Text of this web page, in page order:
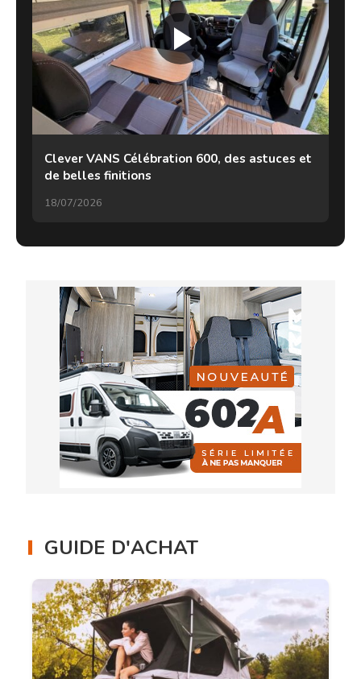
Clever VANS Célébration 600, des astuces et
de belles finitions
18/07/2026
GUIDE D'ACHAT